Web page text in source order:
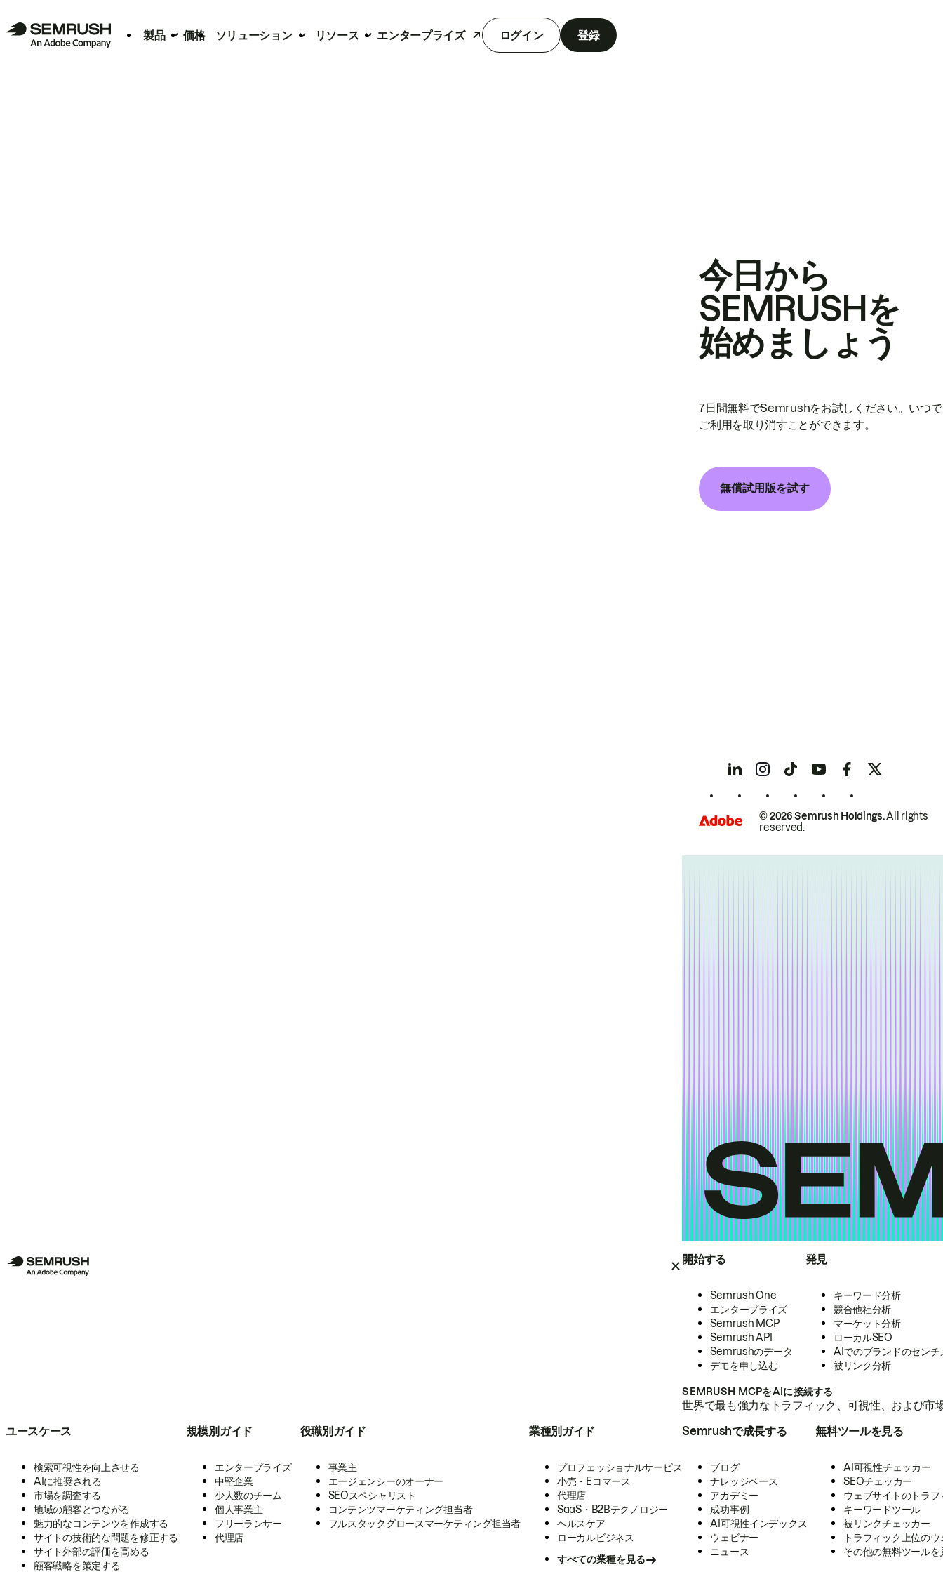
製品 価格 ソリューション リソース エンタープライズ ログイン 登録
開始する
Semrush One
エンタープライズ
Semrush MCP
Semrush API
Semrushのデータ
デモを申し込む
発見
キーワード分析
競合他社分析
マーケット分析
ローカルSEO
AIでのブランドのセンチ
被リンク分析
SEMRUSH MCPをAIに接続する
世界で最も強力なトラフィック、可視性、および
ユースケース
検索可視性を向上させる
AIに推奨される
市場を調査する
地域の顧客とつながる
魅力的なコンテンツを作成する
サイトの技術的な問題を修正する
サイト外部の評価を高める
顧客戦略を策定する
規模別ガイド
エンタープライズ
中堅企業
少人数のチーム
個人事業主
フリーランサー
代理店
役職別ガイド
事業主
エージェンシーのオーナー
SEOスペシャリスト
コンテンツマーケティング担当者
フルスタックグロースマーケティング担当者
業種別ガイド
プロフェッショナルサービス
小売・Eコマース
代理店
SaaS・B2Bテクノロジー
ヘルスケア
ローカルビジネス
すべての業種を見る
Semrushで成長する
ブログ
ナレッジベース
アカデミー
成功事例
AI可視性インデックス
ウェビナー
ニュース
無料ツールを見る
AI可視性チェッカー
SEOチェッカー
ウェブサイトのトラ
キーワードツール
被リンクチェッカー
トラフィック上位の
その他の無料ツールを
今日から
SEMRUSHを
始めましょう
7日間無料でSemrushをお試しください。いつ
ご利用を取り消すことができます。
無償試用版を試す
© 2026 Semrush Holdings.All rights
reserved.